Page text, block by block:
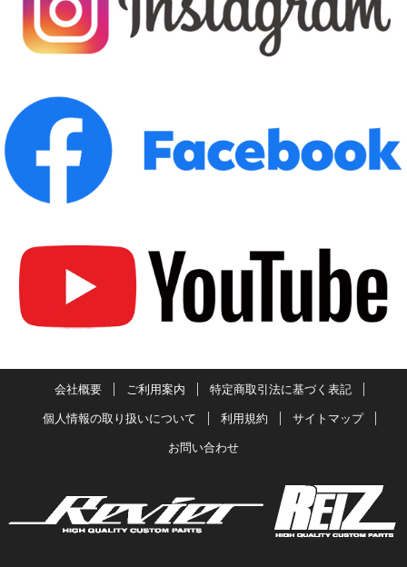
会社概要 ご利用案内 特定商取引法に基づく表記
個人情報の取り扱いについて 利用規約 サイトマップ
お問い合わせ